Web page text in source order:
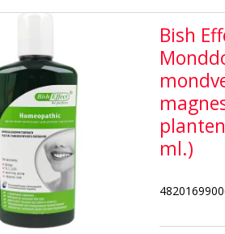
Bish
ml.)